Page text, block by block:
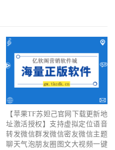
【苹果TF苏妲己官网下载更新地
址激活授权】支持虚拟定位语音
转发微信群发微信密友微信主题
聊天气泡朋友圈图文大视频一键